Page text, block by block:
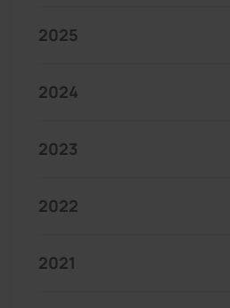
2025
2024
2023
2022
2021